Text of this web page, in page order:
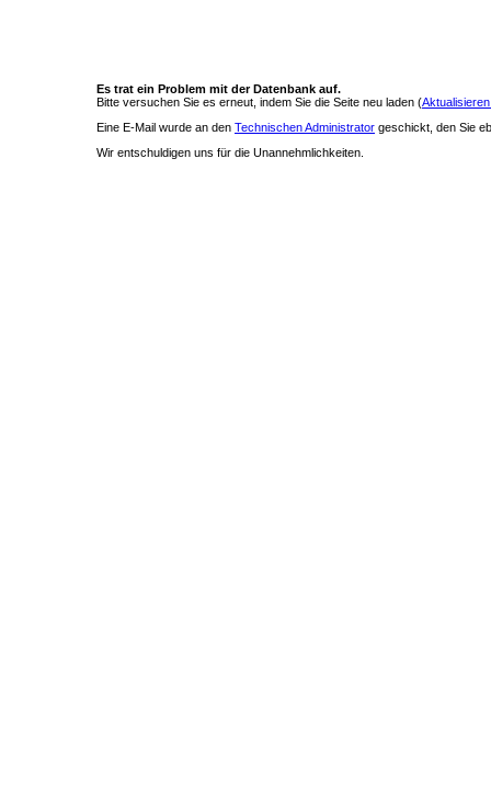
Es trat ein Problem mit der Datenbank auf.
Bitte versuchen Sie es erneut, indem Sie die Seite neu laden (
Eine E-Mail wurde an den Technischen Administrator geschickt, den Sie
Wir entschuldigen uns für die Unannehmlichkeiten.